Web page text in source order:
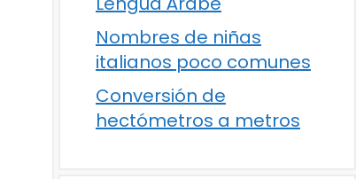
Nombres de niñas
italianos poco comunes
Conversión de
hectómetros a metros